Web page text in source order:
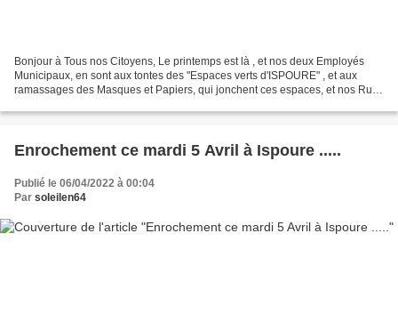
Bonjour à Tous nos Citoyens, Le printemps est là , et nos deux Employés
Municipaux, en sont aux tontes des "Espaces verts d'ISPOURE" , et aux
ramassages des Masques et Papiers, qui jonchent ces espaces, et nos Rues
Enrochement ce mardi 5 Avril à Ispoure .....
Publié le 06/04/2022 à 00:04
Par soleilen64